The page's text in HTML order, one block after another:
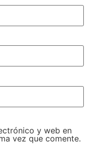
y web en
vez que comente.